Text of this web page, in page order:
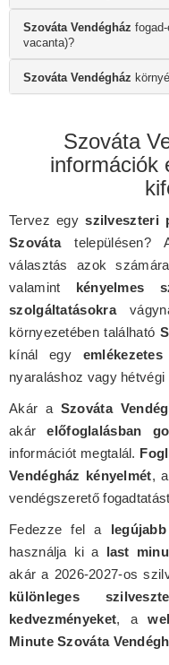
Szováta Vendégház
vacanta)?
Szováta Vendégház
Szováta
információk
Tervez egyszilveszteri
Szovátatelepülésen?
választás azok
valamint kényelmes
szolgáltatásokra
környezetében található
kínál egy
nyaraláshoz vagy
Akár a Szováta
akárelőfoglalásban
információt megtalál.
Vendégház kényelmét, a
vendégszerető
Fedezze fel a
használja ki a last
akár a 2026-2027-os
különleges
kedvezményeket, a
Minute Szováta